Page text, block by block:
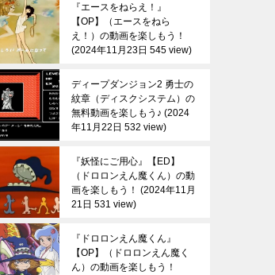
『エースをねらえ！』
【OP】（エースをねら
え！）の動画を楽しもう！
2024年11月23日 545 view
ディープダンジョン2 勇士の
紋章（ディスクシステム）の
無料動画を楽しもう♪ 2024
年11月22日 532 view
『妖怪にご用心』【ED】
（ドロロンえん魔くん）の動
画を楽しもう！
2024年11月
21日 531 view
『ドロロンえん魔くん』
【OP】（ドロロンえん魔く
ん）の動画を楽しもう！